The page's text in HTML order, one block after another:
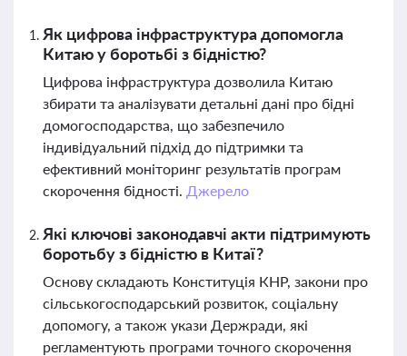
Як цифрова інфраструктура допомогла
Китаю у боротьбі з бідністю?
Цифрова інфраструктура дозволила Китаю
збирати та аналізувати детальні дані про бідні
домогосподарства, що забезпечило
індивідуальний підхід до підтримки та
ефективний моніторинг результатів програм
скорочення бідності. Джерело
Які ключові законодавчі акти підтримують
боротьбу з бідністю в Китаї?
Основу складають Конституція КНР, закони про
сільськогосподарський розвиток, соціальну
допомогу, а також укази Держради, які
регламентують програми точного скорочення